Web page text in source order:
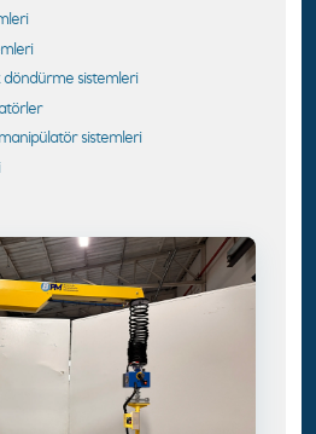
döndürme sistemleri
sistemleri